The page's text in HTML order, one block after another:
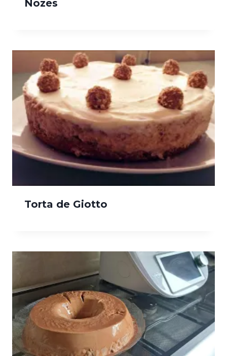
Nozes
Torta de Giotto